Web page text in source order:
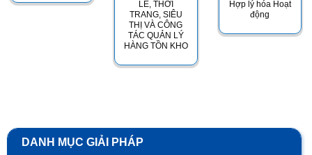
DANH MỤC GIẢI PHÁP
LẺ, THỜI
TRANG, SIÊU
THỊ VÀ CÔNG
TÁC QUẢN LÝ
HÀNG TỒN KHO
Hợp lý hóa Hoạt
động